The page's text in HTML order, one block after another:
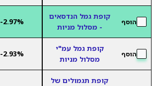
הוסף
קופת גמל הנדסאים
- מסלול מניות
-2.97%
הוסף
קופת גמל עמ"י
מסלול מניות
-2.93%
קופת תגמולים של